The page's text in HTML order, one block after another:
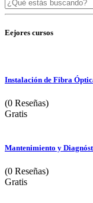
Eejores cursos
Instalación de Fibra
(0 Reseñas)
Gratis
Mantenimiento y
(0 Reseñas)
Gratis